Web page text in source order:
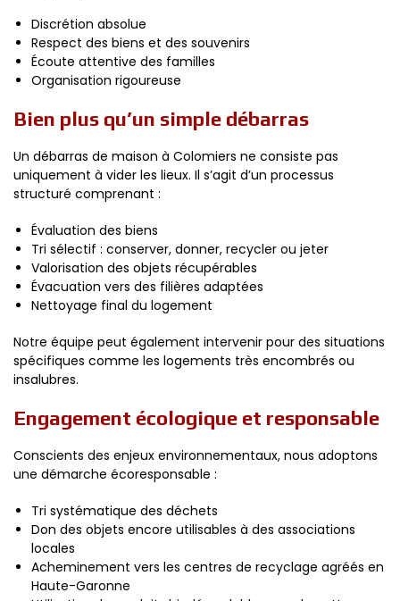
Discrétion absolue
Respect des biens et des souvenirs
Écoute attentive des familles
Organisation rigoureuse
Bien plus qu’un simple débarras
Un débarras de maison à Colomiers ne consiste pas
uniquement à vider les lieux. Il s’agit d’un processus
structuré comprenant :
Évaluation des biens
Tri sélectif : conserver, donner, recycler ou jeter
Valorisation des objets récupérables
Évacuation vers des filières adaptées
Nettoyage final du logement
Notre équipe peut également intervenir pour des situations
spécifiques comme les logements très encombrés ou
insalubres.
Engagement écologique et responsable
Conscients des enjeux environnementaux, nous adoptons
une démarche écoresponsable :
Tri systématique des déchets
Don des objets encore utilisables à des associations
locales
Acheminement vers les centres de recyclage agréés en
Haute-Garonne